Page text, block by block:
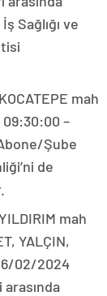
Sağlığı ve
mah
–
Şube
de
mah
YALÇIN,
02/2024